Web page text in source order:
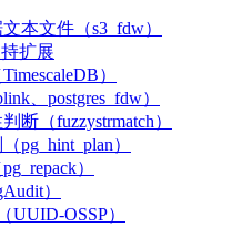
本文件（s3_fdw）
扩展
）
、postgres_fdw）
断（fuzzystrmatch）
pg_hint_plan）
）
）
UUID-OSSP）